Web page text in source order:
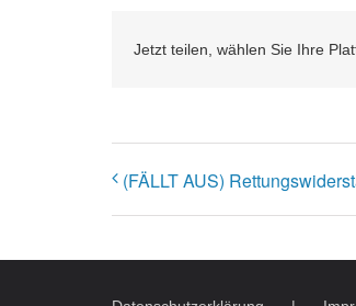
Jetzt teilen, wählen Sie Ihre
(FÄLLT AUS)